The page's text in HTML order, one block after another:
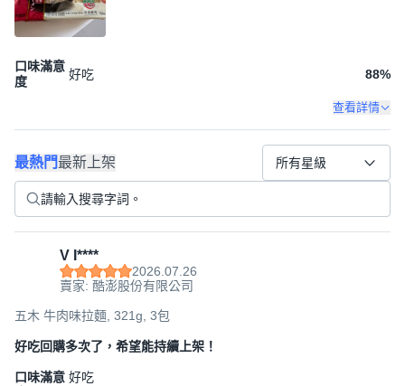
口味滿意
度
好吃 88%
查看詳情
最熱門最新上架 所有星級
V I****
2026.07.26
賣家: 酷澎股份有限公司
五木 牛肉味拉麵, 321g, 3包
好吃回購多次了，希望能持續上架！
口味滿意 好吃